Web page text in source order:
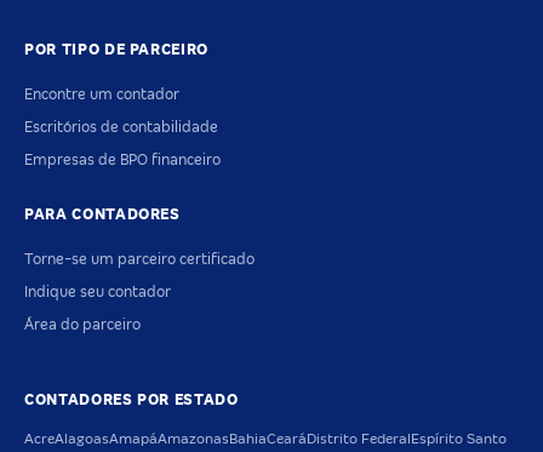
POR TIPO DE PARCEIRO
Encontre um contador
Escritórios de contabilidade
Empresas de BPO financeiro
PARA CONTADORES
Torne-se um parceiro certificado
Indique seu contador
Área do parceiro
CONTADORES POR ESTADO
AcreAlagoasAmapáAmazonas BahiaCeará Distrito Federal Espírito Santo